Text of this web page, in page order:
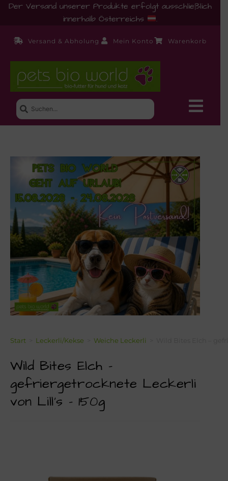
Der Versand unserer Produkte erfolgt ausschließlich
innerhalb Österreichs
.
Versand & Abholung Mein Konto Warenkorb
Neue Produkte
Shop
Ernährungsberatung!
Startseite
Über Mich!
Unser Team!
Blog
Kontakt
Napf-Wissen!
Terminvereinbarung
Newsletter Anmeldung
Start Leckerli/Kekse Weiche Leckerli
Wild Bites Elch –
gefriergetrocknete Leckerli
von Lill’s – 150g